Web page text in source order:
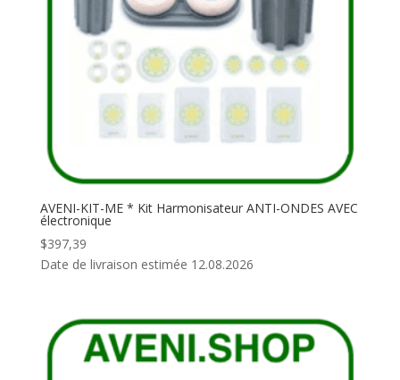
AVENI-KIT-ME * Kit Harmonisateur ANTI-ONDES AVEC
électronique
$397,39
Date de livraison estimée 12.08.2026